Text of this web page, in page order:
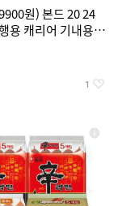
원) 본드 20 24
용 캐리어 기내용
1